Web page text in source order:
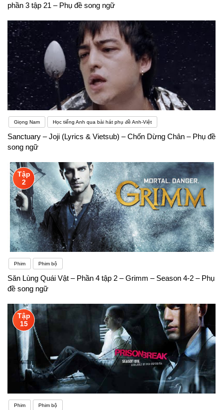
phần 3 tập 21 – Phụ đề song ngữ
Giọng Nam Học tiếng Anh qua bài hát phụ đề Anh-Việt
Sanctuary – Joji (Lyrics & Vietsub) – Chốn Dừng Chân – Phụ đề
song ngữ
Tập
2
Phim Phim bộ
Săn Lùng Quái Vật – Phần 4 tập 2 – Grimm – Season 4-2 – Phụ
đề song ngữ
Tập
15
Phim Phim bộ